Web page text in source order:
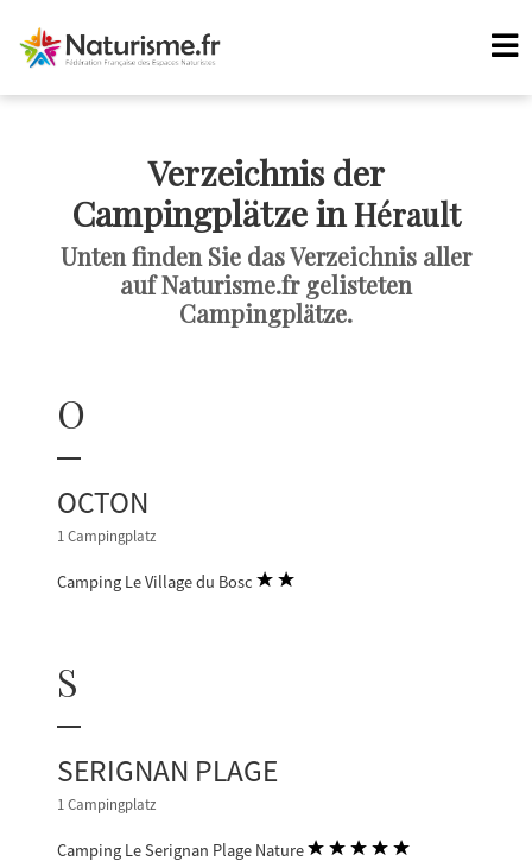
Verzeichnis der
Campingplätze in Hérault
Unten finden Sie das Verzeichnis aller
auf Naturisme.fr gelisteten
Campingplätze.
O
OCTON
1 Campingplatz
Camping Le Village du Bosc
S
SERIGNAN PLAGE
1 Campingplatz
Camping Le Serignan Plage Nature